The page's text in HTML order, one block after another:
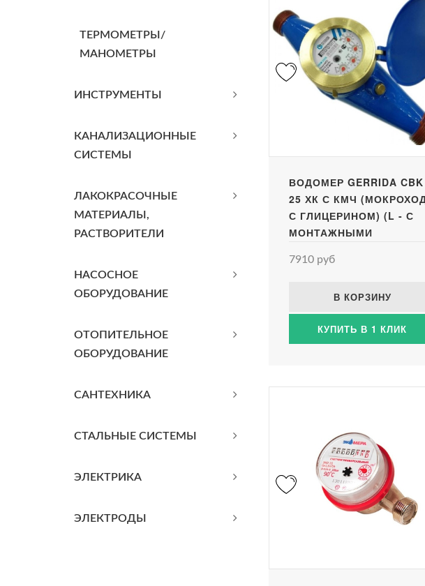
ТЕРМОМЕТРЫ/
МАНОМЕТРЫ
ИНСТРУМЕНТЫ
КАНАЛИЗАЦИОННЫЕ
СИСТЕМЫ
ЛАКОКРАСОЧНЫЕ
МАТЕРИАЛЫ,
РАСТВОРИТЕЛИ
НАСОСНОЕ
ОБОРУДОВАНИЕ
ОТОПИТЕЛЬНОЕ
ОБОРУДОВАНИЕ
САНТЕХНИКА
СТАЛЬНЫЕ СИСТЕМЫ
ЭЛЕКТРИКА
ЭЛЕКТРОДЫ
ВОДОМЕР GERRIDA CBK
25 ХК С КМЧ
С ГЛИЦЕРИНОМ) (L - С
МОНТАЖНЫМИ
7910 руб
В КОРЗИНУ
КУПИТЬ В 1 КЛИК